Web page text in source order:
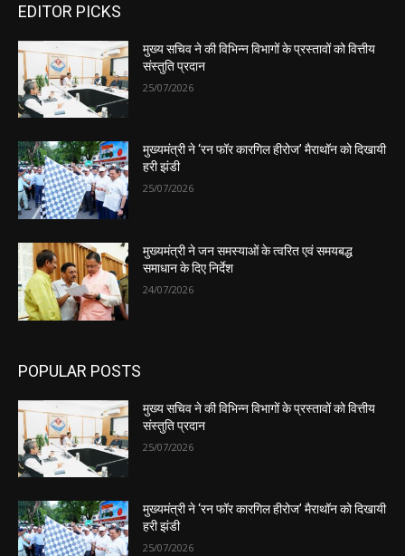
EDITOR PICKS
मुख्य सचिव ने की विभिन्न विभागों के प्रस्तावों को वित्तीय
संस्तुति प्रदान
25/07/2026
मुख्यमंत्री ने ‘रन फॉर कारगिल हीरोज’ मैराथॉन को दिखायी
हरी झंडी
25/07/2026
मुख्यमंत्री ने जन समस्याओं के त्वरित एवं समयबद्ध
समाधान के दिए निर्देश
24/07/2026
POPULAR POSTS
मुख्य सचिव ने की विभिन्न विभागों के प्रस्तावों को वित्तीय
संस्तुति प्रदान
25/07/2026
मुख्यमंत्री ने ‘रन फॉर कारगिल हीरोज’ मैराथॉन को दिखायी
हरी झंडी
25/07/2026